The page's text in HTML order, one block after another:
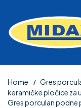
Home Gres
keramičke pločice za
Gres porculan podne